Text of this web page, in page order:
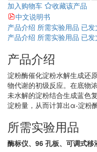
加入购物车
收藏该产品
中文说明书
产品介绍 所需实验用品 已
产品介绍 所需实验用品 已
产品介绍
淀粉酶催化淀粉水解生成还
物代谢的初级反应。在底物
未水解的淀粉结合生成蓝色
淀粉量，从而计算出α-淀粉
所需实验用品
酶标仪、96 孔板、可调式